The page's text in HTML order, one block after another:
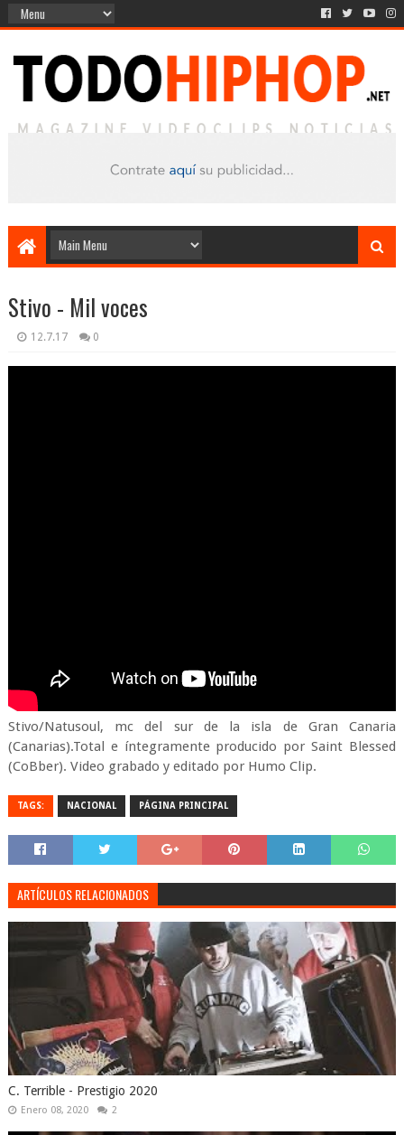
Stivo - Mil voces
12.7.17 0
Stivo/Natusoul, mc del sur de la isla de Gran Canaria
(Canarias).Total e íntegramente producido por Saint Blessed
(CoBber). Video grabado y editado por Humo Clip.
TAGS: NACIONAL PÁGINA PRINCIPAL
ARTÍCULOS RELACIONADOS
C. Terrible - Prestigio 2020
Enero 08, 2020 2